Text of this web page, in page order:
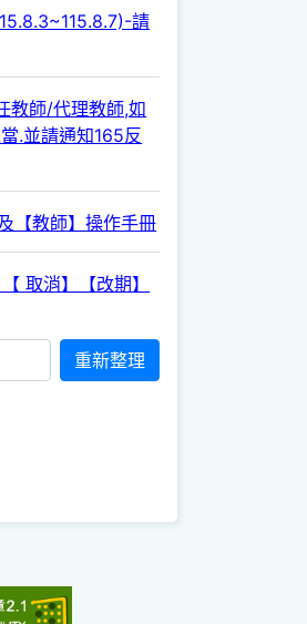
請
教師/代理教師,如
.並請通知165反
【教師】操作手冊
取消】【改期】